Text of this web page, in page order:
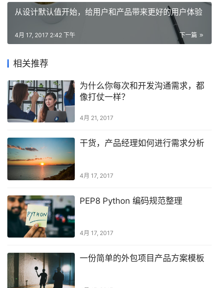
从设计默认值开始，给用户和产品带来更好的用户体验
下一篇
4月 17, 2017 2:42 下午
相关推荐
为什么你每次和开发沟通需求，都
像打仗一样？
4月 21, 2017
干货，产品经理如何进行需求分析
4月 17, 2017
PEP8 Python 编码规范整理
4月 17, 2017
一份简单的外包项目产品方案模板